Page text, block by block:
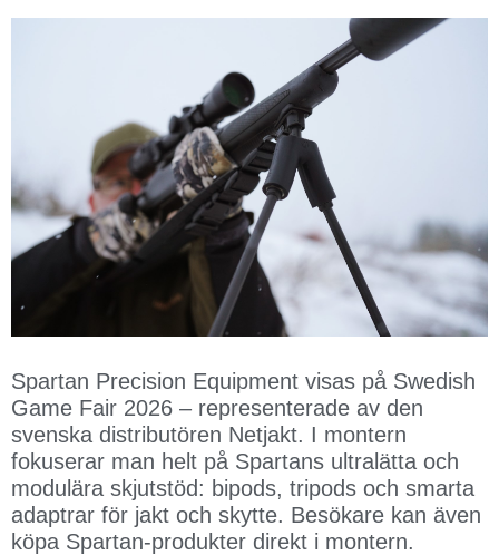
Spartan Precision Equipment visas på Swedish
Game Fair 2026 – representerade av den
svenska distributören Netjakt. I montern
fokuserar man helt på Spartans ultralätta och
modulära skjutstöd: bipods, tripods och smarta
adaptrar för jakt och skytte. Besökare kan även
köpa Spartan-produkter direkt i montern.